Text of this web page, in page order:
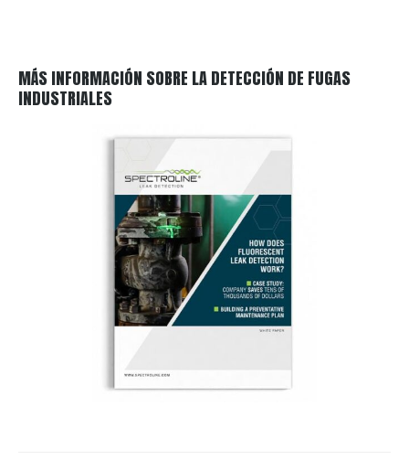
MÁS INFORMACIÓN SOBRE LA DETECCIÓN DE FUGAS
INDUSTRIALES